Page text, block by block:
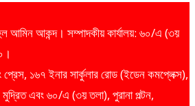
আমিন আকন্দ। সম্পাদকীয় কার্যালয়: ৬০/এ (৩য়
প্রেস, ১৬৭ ইনার সার্কুলার রোড (ইডেন কমপ্লেক্স),
এবং ৬০/এ (৩য় তলা), পুরানা পল্টন,